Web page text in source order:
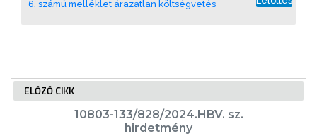
RENDELETEK
6. számú melléklet árazatlan költségvetés
ELŐZŐ CIKK
10803-133/828/2024.HBV. sz.
hirdetmény